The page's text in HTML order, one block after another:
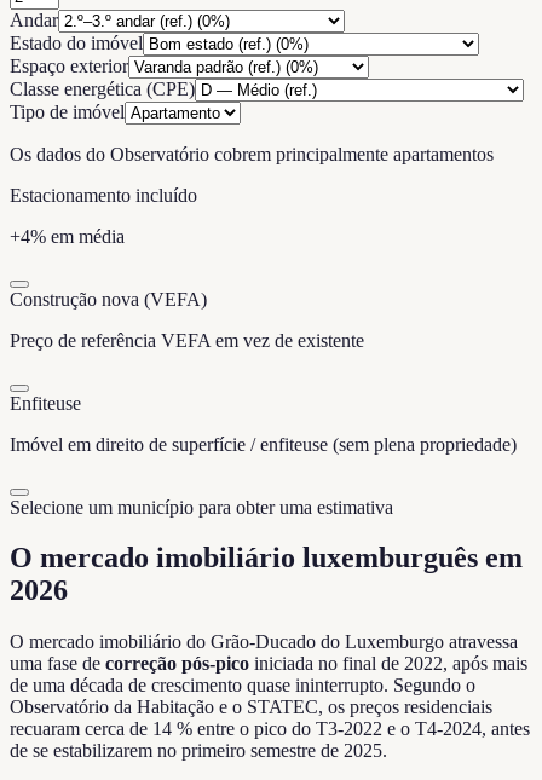
Andar
Estado do imóvel
Espaço exterior
Classe energética (CPE)
Tipo de imóvel
Os dados do Observatório cobrem principalmente apartamentos
Estacionamento incluído
+4% em média
Construção nova (VEFA)
Preço de referência VEFA em vez de existente
Enfiteuse
Imóvel em direito de superfície / enfiteuse (sem plena propriedade)
Selecione um município para obter uma estimativa
O mercado imobiliário luxemburguês em
2026
O mercado imobiliário do Grão-Ducado do Luxemburgo atravessa
uma fase de correção pós-pico iniciada no final de 2022, após mais
de uma década de crescimento quase ininterrupto. Segundo o
Observatório da Habitação e o STATEC, os preços residenciais
recuaram cerca de 14 % entre o pico do T3-2022 e o T4-2024, antes
de se estabilizarem no primeiro semestre de 2025.